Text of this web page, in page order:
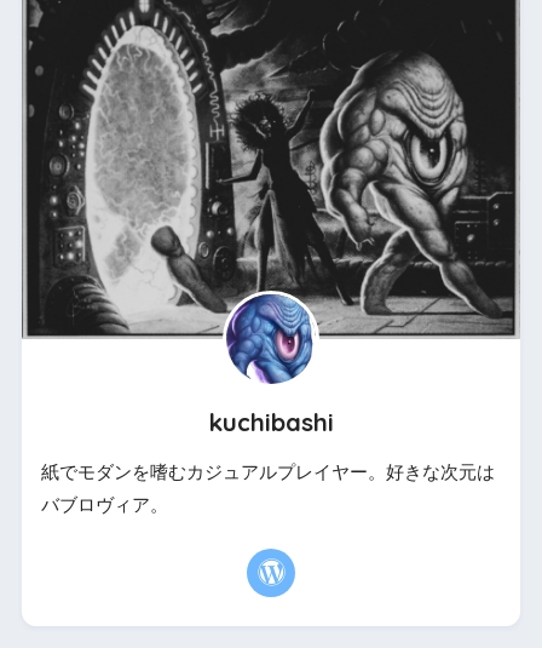
kuchibashi
紙でモダンを嗜むカジュアルプレイヤー。好きな次元は
バブロヴィア。